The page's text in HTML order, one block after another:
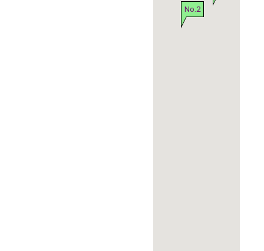
No.2